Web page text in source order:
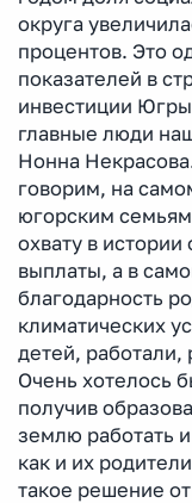
округа
процентов. Это
показателей в
инвестиции
главные люди
Нонна
говорим, на
югорским
охвату в
выплаты, а в
благодарность
климатических
детей, работали,
Очень хотелось
получив
землю работать
как и их
такое решение